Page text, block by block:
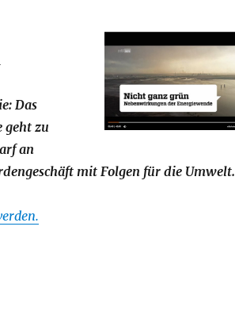
Das
geht zu
an
mit Folgen für die Umwelt.